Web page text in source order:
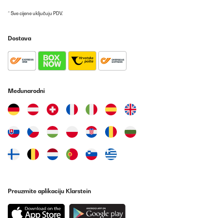
* Sve cijene uključuju PDV.
Dostava
Međunarodni
Preuzmite aplikaciju Klarstein